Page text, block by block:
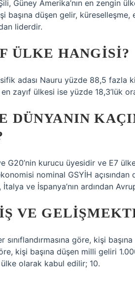
Güney Amerika’nın en zengin
başına düşen gelir,
liderdir.
ÜLKE HANGISI?
adası Nauru yüzde 88,5 fazla
en zayıf ülkesi ise yüzde 18,3’lük
DÜNYANIN
G20’nin kurucu üyesidir ve E7
nominal GSYİH
ve İspanya’nın ardından
VE
sınıflandırmasına göre, kişi
kişi başına düşen milli geliri
olarak kabul edilir; 10.